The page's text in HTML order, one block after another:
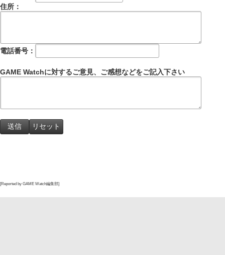
住所：
電話番号：
GAME Watchに対するご意見、ご感想などをご記入下さい
[Reported by GAME Watch編集部]